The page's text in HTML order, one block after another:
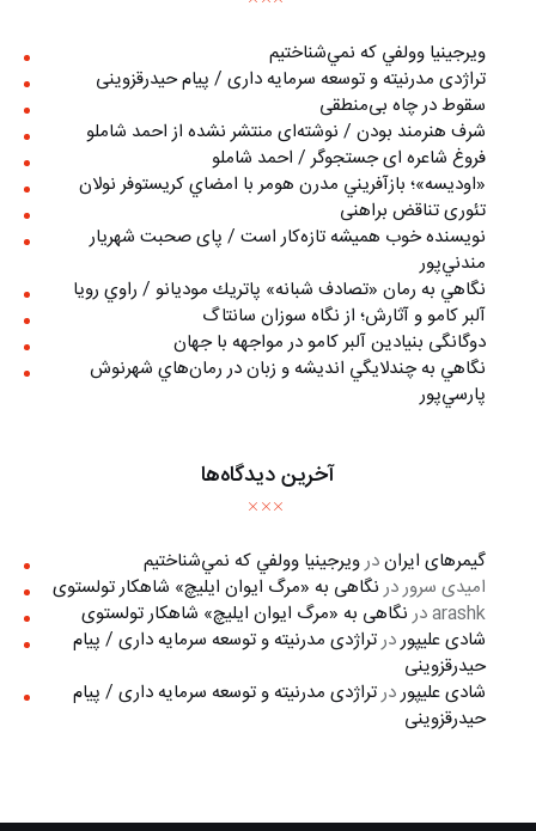
ويرجينيا وولفي كه نمي‌شناختيم
تراژدی مدرنیته و توسعه سرمایه داری / پیام حیدرقزوینی
سقوط در چاه بی‌منطقی
شرف هنرمند بودن / نوشته‌ای منتشر نشده از احمد شاملو
فروغ شاعره ای جستجوگر / احمد شاملو
«اوديسه»؛ بازآفريني مدرن هومر با امضاي كريستوفر نولان
تئوری تناقض براهنی
نويسنده خوب هميشه تازه‌كار است / پای صحبت شهريار
مندني‌پور
نگاهي به رمان «تصادف شبانه» پاتريك موديانو / راوي رويا
آلبر کامو و آثارش؛ از نگاه سوزان سانتاگ
دوگانگی بنیادین آلبر کامو در مواجهه با جهان
نگاهي به چندلايگي انديشه و زبان در رمان‌هاي شهرنوش
پارسي‌پور
آخرین دیدگاه‌ها
گیمرهای ایراندرويرجينيا وولفي كه نمي‌شناختيم
امیدی سروردر نگاهی به «مرگ ايوان ايليچ» شاهکار تولستوی
arashkدر نگاهی به «مرگ ايوان ايليچ» شاهکار تولستوی
شادی علیپوردرتراژدی مدرنیته و توسعه سرمایه داری / پیام
حیدرقزوینی
شادی علیپوردرتراژدی مدرنیته و توسعه سرمایه داری / پیام
حیدرقزوینی